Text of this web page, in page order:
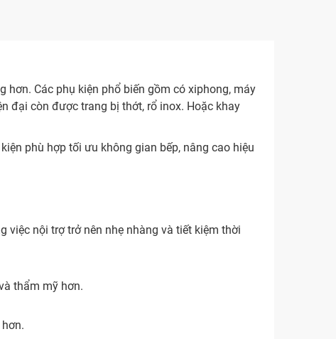
hơn. Các phụ kiện phổ biến gồm có xiphong, máy
đại còn được trang bị thớt, rổ inox. Hoặc khay
phù hợp tối ưu không gian bếp, nâng cao hiệu
việc nội trợ trở nên nhẹ nhàng và tiết kiệm thời
thẩm mỹ hơn.